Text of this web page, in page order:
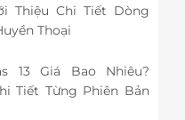
Thiệu Chi Tiết Dòng
Thoại
13 Giá Bao Nhiêu?
Tiết Từng Phiên Bản